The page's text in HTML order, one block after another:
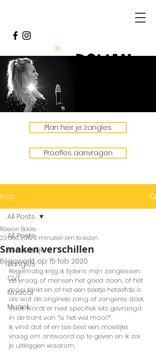
Plan hier je zangles
Proefles aanvragen
Post
All Posts
Persoonlijk
Zangles
CVT
Musical
Muziek
All Posts
Smaken verschillen
Rowan Boele
23 dec 20193 minuten om te lezen
Bijgewerkt op: 15 feb 2020
Regelmatig krijg ik tijdens mijn zanglessen
de vraag of mensen het goed doen, of het
mooi klinkt en of het een beetje hetzelfde is
als wat de originele zang of zangeres doet.
Vaak wordt er heel specifiek iets gevraagd
in de trant van “Is het wel mooi?”.
Ik vind dat af en toe best een moeilijke
vraag om antwoord op te geven en ik zal
je uitleggen waarom.